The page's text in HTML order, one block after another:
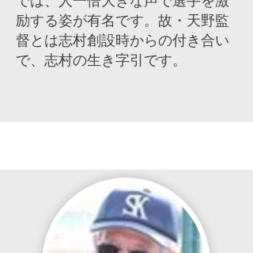
励する姿が有名です。故・天野監
督とは志村創設時からの付き合い
で、志村の生き字引です。